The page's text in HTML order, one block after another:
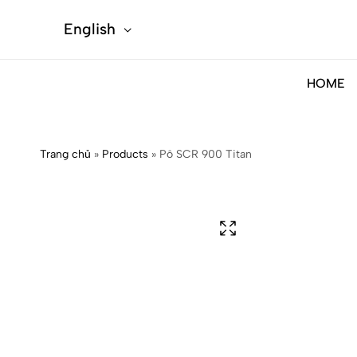
English
HOME
Trang chủ » Products » Pô SCR 900 Titan